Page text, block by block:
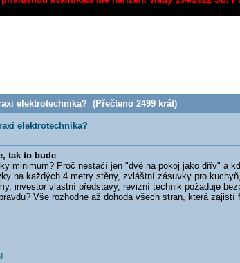
elektrotechnika? (Přečteno 2499 krát)
elektrotechnika?
tak to bude
minimum? Proč nestačí jen "dvě na pokoj jako dřív" a
na každých 4 metry stěny, zvláštní zásuvky pro
investor vlastní představy, revizní technik požaduje
Vše rozhodne až dohoda všech stran, která zajistí